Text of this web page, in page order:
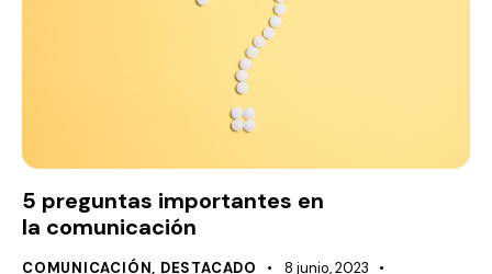
5 preguntas importantes en
la comunicación
COMUNICACIÓN, DESTACADO
8 junio, 2023